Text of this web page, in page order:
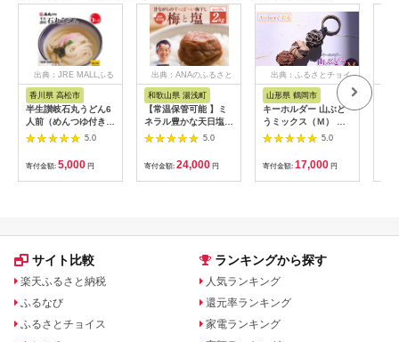
出典：JRE MALLふる
さと納税
香川県 高松市
半生讃岐石丸うどん6
人前（めんつゆ付き）
麺300g×2袋
5.0
寄付金額: 5,000 円
出典：ANAのふるさと
和歌山県 湯浅町
【常温保管可能 】ミ
ネラル豊かな天日塩だ
けで漬けた無添加梅干
し2kg 梅ボーイズ｜
B201_EP6024
5.0
寄付金額: 24,000 円
出典：ふるさとチョイ
山形県 鶴岡市
キーホルダー 山ぶど
うミックス（Ｍ） 山
形県鶴岡市 アトリエ
かおる | 山葡萄 雑貨
キーホルダー ギフト
贈り物 お取り寄せ 返
礼品
5.0
寄付金額: 17,000 円
サイト比較
楽天ふるさと納税
ふるなび
ふるさとチョイス
ランキングから探す
人気ランキング
還元率ランキング
家電ランキング